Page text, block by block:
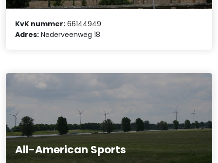
KvK nummer: 66144949
Adres: Nederveenweg 18
All-American Sports